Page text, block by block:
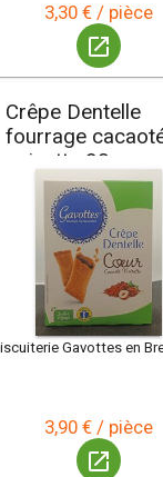
3,30 € / pièce
launch
Crêpe Dentelle
fourrage
noisette 90g
Gavottes en
3,90 € / pièce
launch